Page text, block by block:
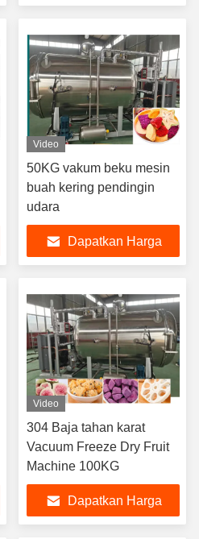
Video
50KG vakum beku mesin
buah kering pendingin
udara
Dapatkan Harga
Video
304 Baja tahan karat
Vacuum Freeze Dry Fruit
Machine 100KG
Dapatkan Harga